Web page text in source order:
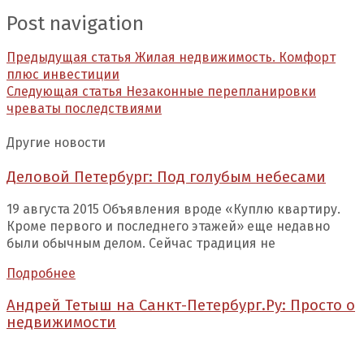
Post navigation
Предыдущая статья Жилая недвижимость. Комфорт
плюс инвестиции
Следующая статья Незаконные перепланировки
чреваты последствиями
Другие новости
Деловой Петербург: Под голубым небесами
19 августа 2015 Объявления вроде «Куплю квартиру.
Кроме первого и последнего этажей» еще недавно
были обычным делом. Сейчас традиция не
Подробнее
Андрей Тетыш на Санкт-Петербург.Ру: Просто о
недвижимости